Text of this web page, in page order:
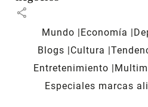
share
Mundo Economía
Blogs
Cultura
Entretenimiento
Especiales marcas